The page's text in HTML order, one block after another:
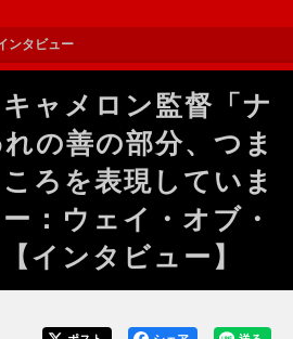
ンタビュー
ャメロン監督「ナ
の善の部分、つま
ろを表現していま
：ウェイ・オブ・
インタビュー】